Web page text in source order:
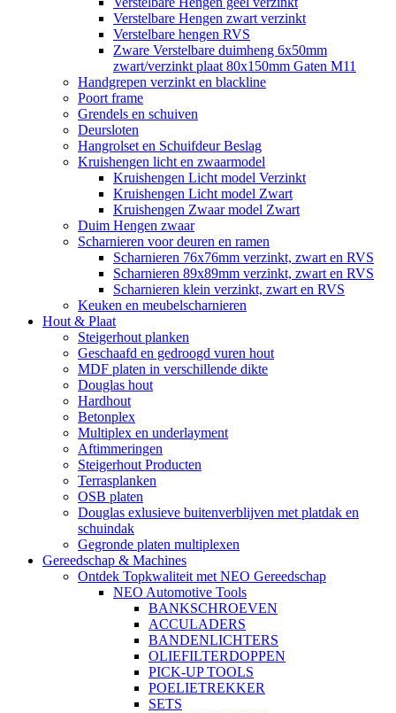
Verstelbare Hengen zwart verzinkt
Verstelbare hengen RVS
Zware Verstelbare duimheng 6x50mm
zwart/verzinkt plaat 80x150mm Gaten M11
Handgrepen verzinkt en blackline
Poort frame
Grendels en schuiven
Deursloten
Hangrolset en Schuifdeur Beslag
Kruishengen licht en zwaarmodel
Kruishengen Licht model Verzinkt
Kruishengen Licht model Zwart
Kruishengen Zwaar model Zwart
Duim Hengen zwaar
Scharnieren voor deuren en ramen
Scharnieren 76x76mm verzinkt, zwart en RVS
Scharnieren 89x89mm verzinkt, zwart en RVS
Scharnieren klein verzinkt, zwart en RVS
Keuken en meubelscharnieren
Hout & Plaat
Steigerhout planken
Geschaafd en gedroogd vuren hout
MDF platen in verschillende dikte
Douglas hout
Hardhout
Betonplex
Multiplex en underlayment
Aftimmeringen
Steigerhout Producten
Terrasplanken
OSB platen
Douglas exlusieve buitenverblijven met platdak en
schuindak
Gegronde platen multiplexen
Gereedschap & Machines
Ontdek Topkwaliteit met NEO Gereedschap
NEO Automotive Tools
BANKSCHROEVEN
ACCULADERS
BANDENLICHTERS
OLIEFILTERDOPPEN
PICK-UP TOOLS
POELIETREKKER
SETS